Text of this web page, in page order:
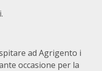
ad Agrigento i
occasione per la